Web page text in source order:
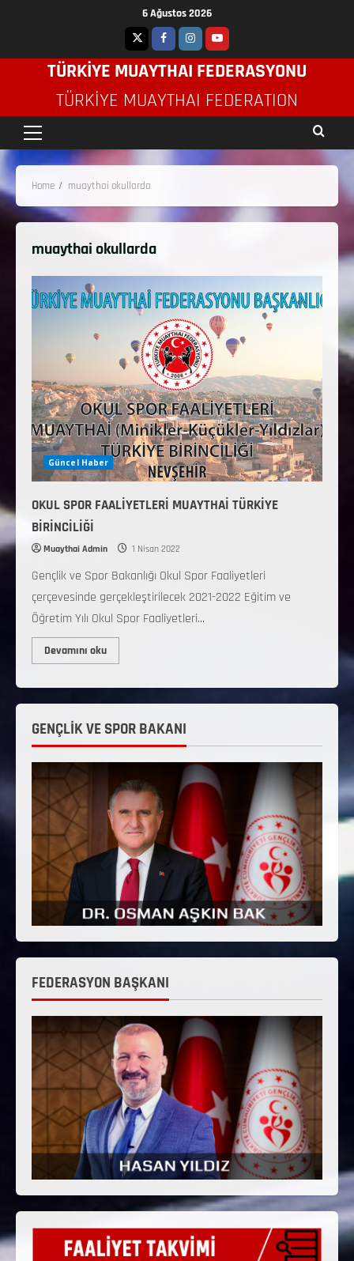
6 Ağustos 2026
TÜRKİYE MUAYTHAI FEDERASYONU
TÜRKIYE MUAYTHAI FEDERATION
Home muaythai okullarda
muaythai okullarda
Güncel Haber
OKUL SPOR FAALİYETLERİ MUAYTHAİ TÜRKİYE
BİRİNCİLİĞİ
Muaythai Admin 1 Nisan 2022
Gençlik ve Spor Bakanlığı Okul Spor Faaliyetleri
çerçevesinde gerçekleştirilecek 2021-2022 Eğitim ve
Öğretim Yılı Okul Spor Faaliyetleri...
Devamını oku
GENÇLİK VE SPOR BAKANI
FEDERASYON BAŞKANI